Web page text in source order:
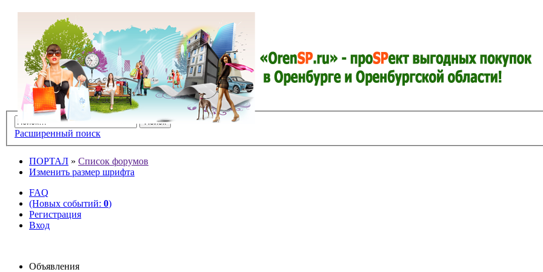
Расширенный поиск
ПОРТАЛ » Список форумов
Изменить размер шрифта
FAQ
(Новых событий: 0)
Регистрация
Вход
Объявления